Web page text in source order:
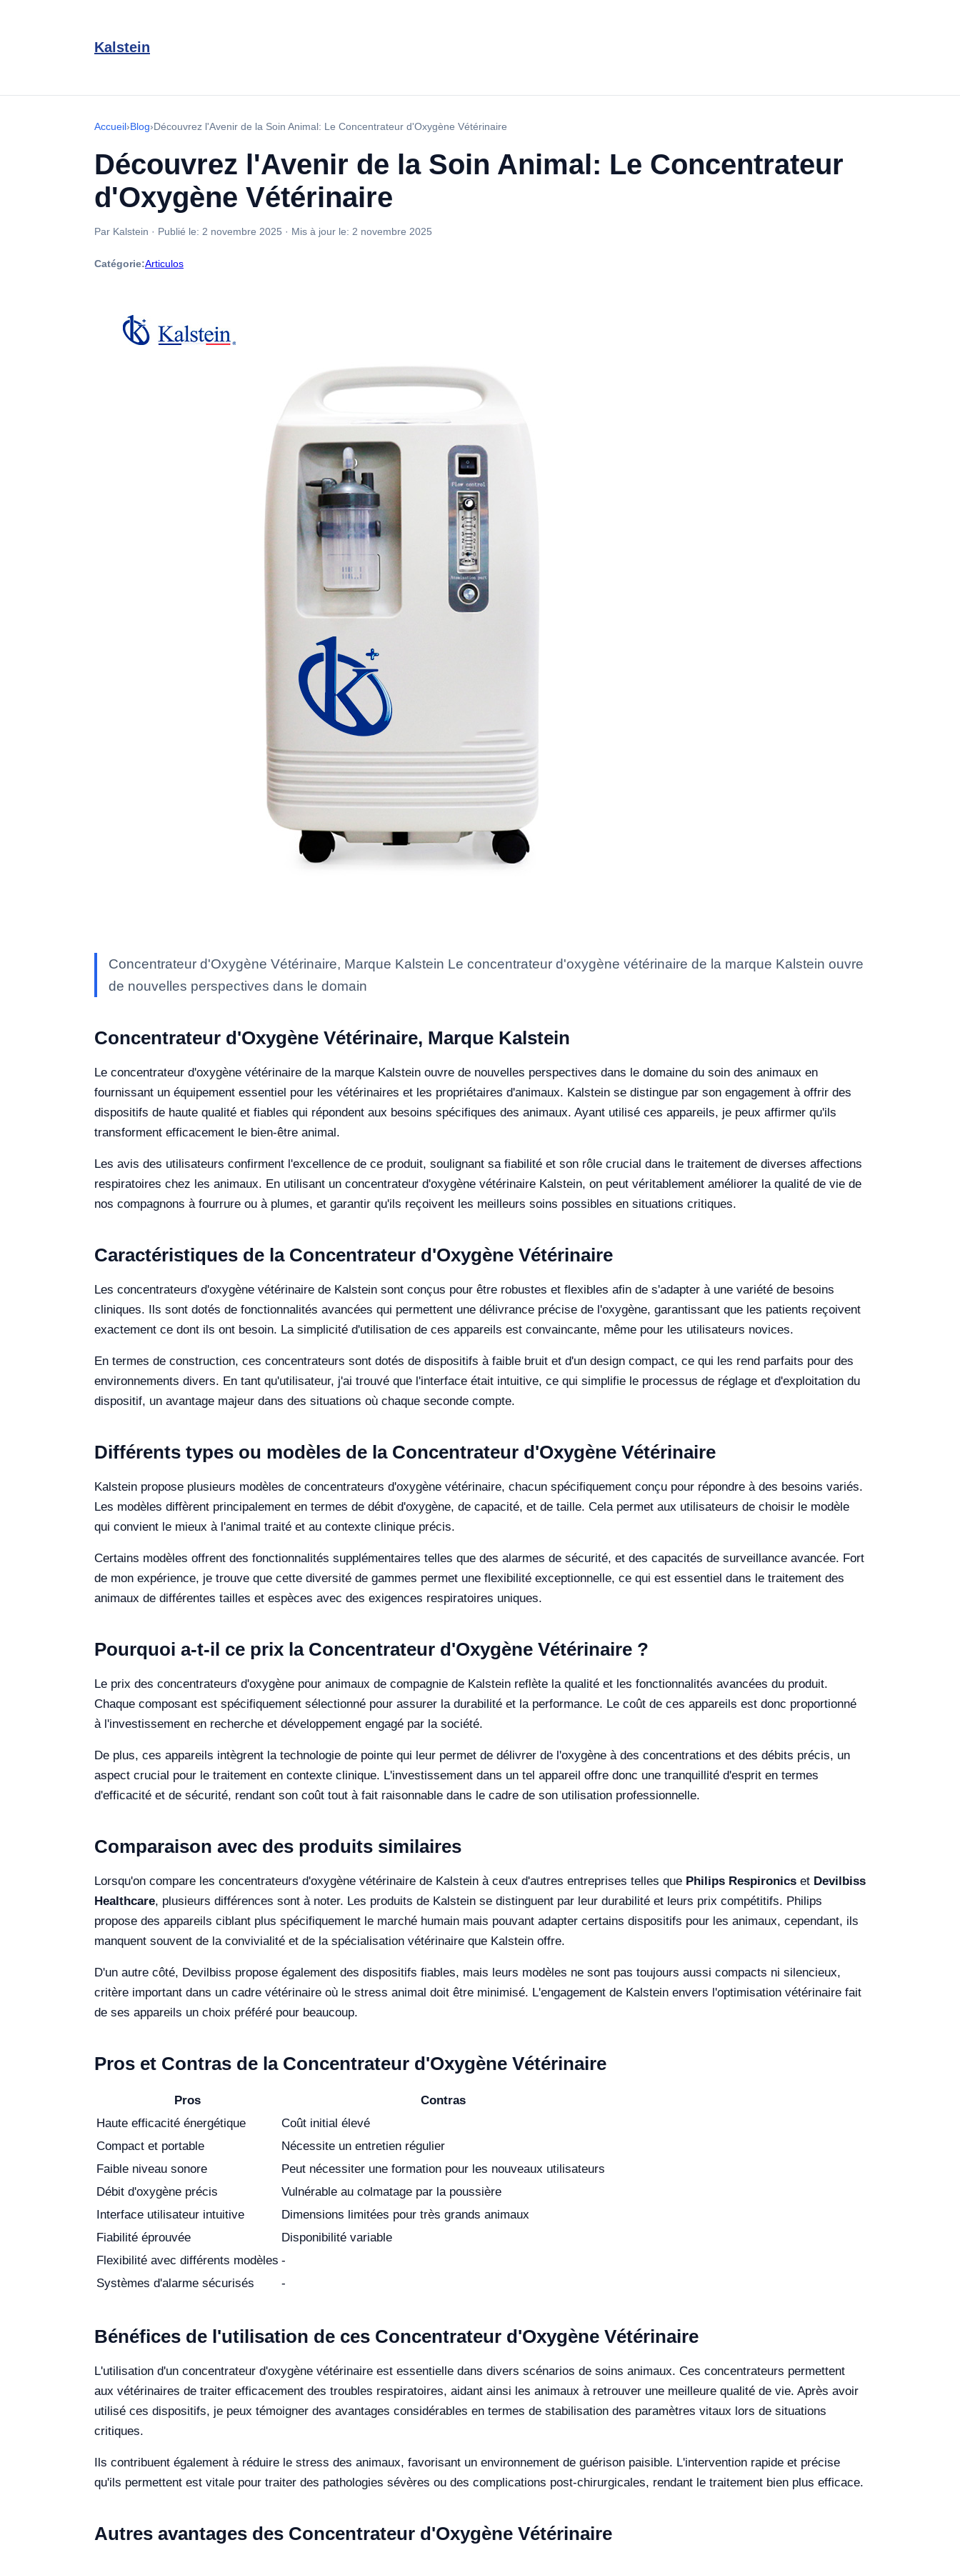
Kalstein
Accueil›Blog›Découvrez l'Avenir de la Soin Animal: Le Concentrateur d'Oxygène Vétérinaire
Découvrez l'Avenir de la Soin Animal: Le Concentrateur
d'Oxygène Vétérinaire
Par Kalstein · Publié le: 2 novembre 2025 · Mis à jour le: 2 novembre 2025
Catégorie:Articulos
Concentrateur d'Oxygène Vétérinaire, Marque Kalstein Le concentrateur d'oxygène vétérinaire de la marque Kalstein ouvre
de nouvelles perspectives dans le domain
Concentrateur d'Oxygène Vétérinaire, Marque Kalstein
Le concentrateur d'oxygène vétérinaire de la marque Kalstein ouvre de nouvelles perspectives dans le domaine du soin des animaux en
fournissant un équipement essentiel pour les vétérinaires et les propriétaires d'animaux. Kalstein se distingue par son engagement à offrir des
dispositifs de haute qualité et fiables qui répondent aux besoins spécifiques des animaux. Ayant utilisé ces appareils, je peux affirmer qu'ils
transforment efficacement le bien-être animal.
Les avis des utilisateurs confirment l'excellence de ce produit, soulignant sa fiabilité et son rôle crucial dans le traitement de diverses affections
respiratoires chez les animaux. En utilisant un concentrateur d'oxygène vétérinaire Kalstein, on peut véritablement améliorer la qualité de vie de
nos compagnons à fourrure ou à plumes, et garantir qu'ils reçoivent les meilleurs soins possibles en situations critiques.
Caractéristiques de la Concentrateur d'Oxygène Vétérinaire
Les concentrateurs d'oxygène vétérinaire de Kalstein sont conçus pour être robustes et flexibles afin de s'adapter à une variété de besoins
cliniques. Ils sont dotés de fonctionnalités avancées qui permettent une délivrance précise de l'oxygène, garantissant que les patients reçoivent
exactement ce dont ils ont besoin. La simplicité d'utilisation de ces appareils est convaincante, même pour les utilisateurs novices.
En termes de construction, ces concentrateurs sont dotés de dispositifs à faible bruit et d'un design compact, ce qui les rend parfaits pour des
environnements divers. En tant qu'utilisateur, j'ai trouvé que l'interface était intuitive, ce qui simplifie le processus de réglage et d'exploitation du
dispositif, un avantage majeur dans des situations où chaque seconde compte.
Différents types ou modèles de la Concentrateur d'Oxygène Vétérinaire
Kalstein propose plusieurs modèles de concentrateurs d'oxygène vétérinaire, chacun spécifiquement conçu pour répondre à des besoins variés.
Les modèles diffèrent principalement en termes de débit d'oxygène, de capacité, et de taille. Cela permet aux utilisateurs de choisir le modèle
qui convient le mieux à l'animal traité et au contexte clinique précis.
Certains modèles offrent des fonctionnalités supplémentaires telles que des alarmes de sécurité, et des capacités de surveillance avancée. Fort
de mon expérience, je trouve que cette diversité de gammes permet une flexibilité exceptionnelle, ce qui est essentiel dans le traitement des
animaux de différentes tailles et espèces avec des exigences respiratoires uniques.
Pourquoi a-t-il ce prix la Concentrateur d'Oxygène Vétérinaire ?
Le prix des concentrateurs d'oxygène pour animaux de compagnie de Kalstein reflète la qualité et les fonctionnalités avancées du produit.
Chaque composant est spécifiquement sélectionné pour assurer la durabilité et la performance. Le coût de ces appareils est donc proportionné
à l'investissement en recherche et développement engagé par la société.
De plus, ces appareils intègrent la technologie de pointe qui leur permet de délivrer de l'oxygène à des concentrations et des débits précis, un
aspect crucial pour le traitement en contexte clinique. L'investissement dans un tel appareil offre donc une tranquillité d'esprit en termes
d'efficacité et de sécurité, rendant son coût tout à fait raisonnable dans le cadre de son utilisation professionnelle.
Comparaison avec des produits similaires
Lorsqu'on compare les concentrateurs d'oxygène vétérinaire de Kalstein à ceux d'autres entreprises telles que Philips Respironics et Devilbiss
Healthcare, plusieurs différences sont à noter. Les produits de Kalstein se distinguent par leur durabilité et leurs prix compétitifs. Philips
propose des appareils ciblant plus spécifiquement le marché humain mais pouvant adapter certains dispositifs pour les animaux, cependant, ils
manquent souvent de la convivialité et de la spécialisation vétérinaire que Kalstein offre.
D'un autre côté, Devilbiss propose également des dispositifs fiables, mais leurs modèles ne sont pas toujours aussi compacts ni silencieux,
critère important dans un cadre vétérinaire où le stress animal doit être minimisé. L'engagement de Kalstein envers l'optimisation vétérinaire fait
de ses appareils un choix préféré pour beaucoup.
Pros et Contras de la Concentrateur d'Oxygène Vétérinaire
Pros
Contras
Haute efficacité énergétique
Coût initial élevé
Compact et portable
Nécessite un entretien régulier
Faible niveau sonore
Peut nécessiter une formation pour les nouveaux utilisateurs
Débit d'oxygène précis
Vulnérable au colmatage par la poussière
Interface utilisateur intuitive
Dimensions limitées pour très grands animaux
Fiabilité éprouvée
Disponibilité variable
Flexibilité avec différents modèles -
Systèmes d'alarme sécurisés
-
Bénéfices de l'utilisation de ces Concentrateur d'Oxygène Vétérinaire
L'utilisation d'un concentrateur d'oxygène vétérinaire est essentielle dans divers scénarios de soins animaux. Ces concentrateurs permettent
aux vétérinaires de traiter efficacement des troubles respiratoires, aidant ainsi les animaux à retrouver une meilleure qualité de vie. Après avoir
utilisé ces dispositifs, je peux témoigner des avantages considérables en termes de stabilisation des paramètres vitaux lors de situations
critiques.
Ils contribuent également à réduire le stress des animaux, favorisant un environnement de guérison paisible. L'intervention rapide et précise
qu'ils permettent est vitale pour traiter des pathologies sévères ou des complications post-chirurgicales, rendant le traitement bien plus efficace.
Autres avantages des Concentrateur d'Oxygène Vétérinaire